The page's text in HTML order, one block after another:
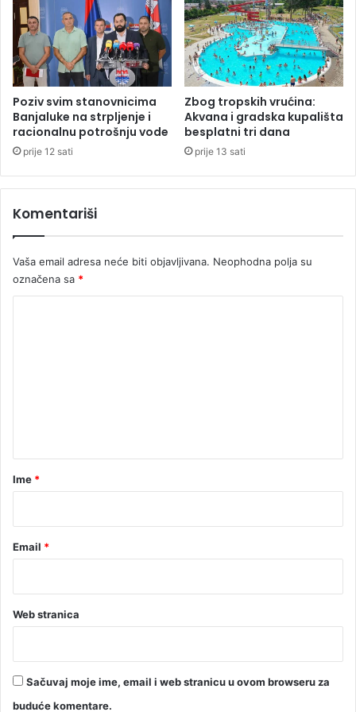
im
z
a
S
a
v
j
e
m
n
t
a
r
Poziv svim stanovnicima
Banjaluke na strpljenje i
racionalnu potrošnju vode
prije 12 sati
Zbog tropskih vrućina:
Akvana i gradska kupališta
besplatni tri dana
prije 13 sati
Komentariši
Vaša email adresa neće biti objavljivana. Neophodna polja su
označena sa *
rIme *
Email *
Web stranica
Sačuvaj moje ime, email i web stranicu u ovom browseru za
buduće komentare.